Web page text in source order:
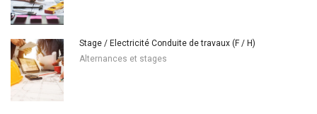
Stage / Electricité Conduite de travaux (F / H)
Alternances et stages